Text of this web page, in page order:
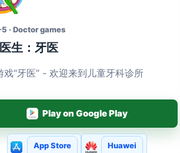
· Doctor games
生：牙医
戏“牙医” - 欢迎来到儿童牙科诊所
Play on Google Play
App Store Huawei